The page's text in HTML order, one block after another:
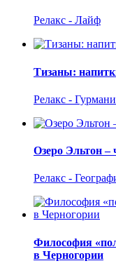
Релакс - Лайф
Тизаны:
Релакс -
Озеро Эльтон –
Релакс -
Философия
в Черногории